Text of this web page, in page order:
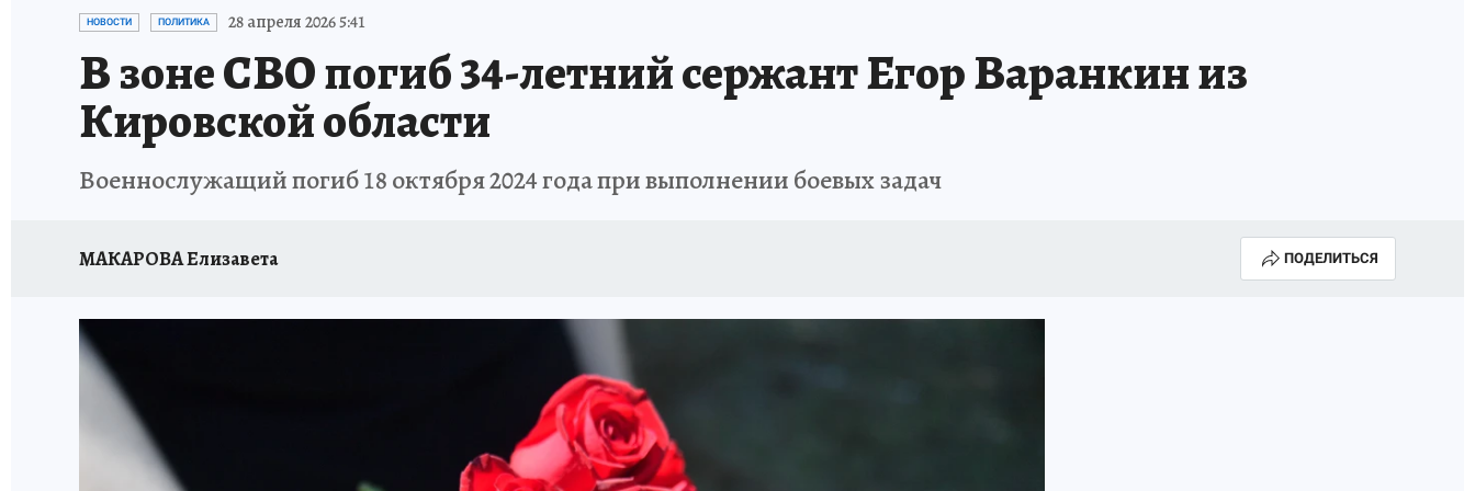
ВЯТСКАЯ КУХНЯ ИСПЫТАНО НА СЕБЕ
НОВОСТИ ПОЛИТИКА 28 апреля 2026 5:41
В зоне СВО погиб 34-летний сержант Егор Варанкин из
Кировской области
Военнослужащий погиб 18 октября 2024 года при выполнении боевых задач
МАКАРОВА Елизавета ПОДЕЛИТЬСЯ